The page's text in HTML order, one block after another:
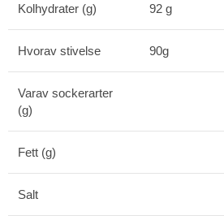
Kolhydrater (g) 92 g
Hvorav stivelse 90g
Varav sockerarter
(g)
Fett (g)
Salt